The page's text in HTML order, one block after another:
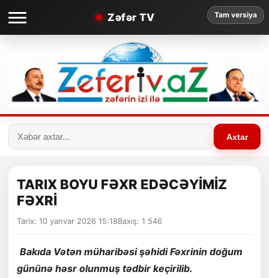
Zəfər TV Tam versiya
Axtar
TARIX BOYU FƏXR EDƏCƏYİMİZ
FƏXRİ
Tarix: 10 yanvar 2026 15:18Baxış: 1 546
Bakıda Vətən müharibəsi şəhidi Fəxrinin doğum
gününə həsr olunmuş tədbir keçirilib.